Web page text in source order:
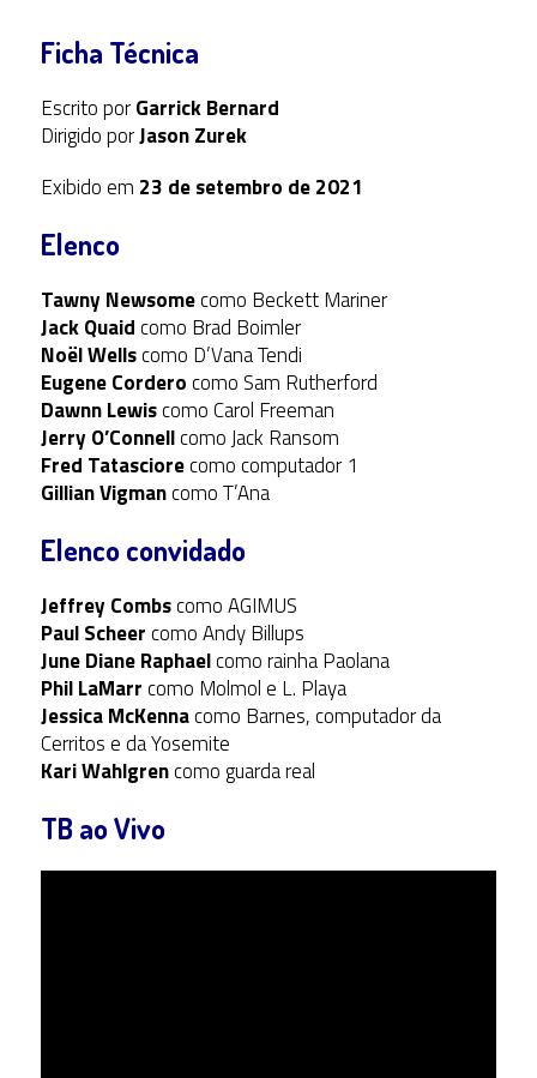
Ficha Técnica
Escrito porGarrick Bernard
Dirigido porJason Zurek
Exibido em 23 de setembro de 2021
Elenco
Tawny Newsomecomo Beckett Mariner
Jack Quaidcomo Brad Boimler
Noël Wellscomo D’Vana Tendi
Eugene Corderocomo Sam Rutherford
Dawnn Lewiscomo Carol Freeman
Jerry O’Connellcomo Jack Ransom
Fred Tatasciorecomo computador 1
Gillian Vigmancomo T’Ana
Elenco convidado
Jeffrey Combscomo AGIMUS
Paul Scheercomo Andy Billups
June Diane Raphaelcomo rainha Paolana
Phil LaMarrcomo Molmol e L. Playa
Jessica McKennacomo Barnes, computador da
Cerritos e da Yosemite
Kari Wahlgrencomo guarda real
TB ao Vivo